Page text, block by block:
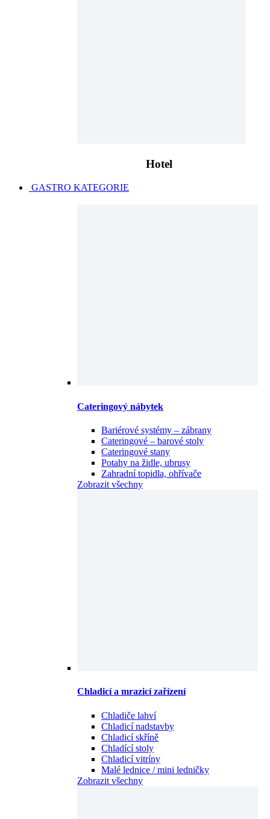
Hotel
GASTRO KATEGORIE
Cateringový nábytek
Bariérové systémy – zábrany
Cateringové – barové stoly
Cateringové stany
Potahy na židle, ubrusy
Zahradní topidla, ohřívače
Zobrazit všechny
Chladicí a mrazicí zařízení
Chladiče lahví
Chladicí nadstavby
Chladicí skříně
Chladící stoly
Chladicí vitríny
Malé lednice / mini ledničky
Zobrazit všechny